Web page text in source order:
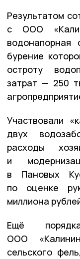
Результатом
с ООО
водонапорная
бурение
остроту
затрат — 250
Участвовали
двух
расходы
и
в Пановых
по оценке
миллиона
Ещё
ООО
сельского